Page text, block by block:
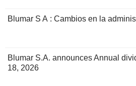
Blumar S A : Cambios en la
Blumar S.A. announces Annual
18, 2026